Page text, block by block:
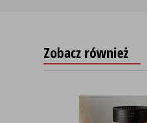
Zobacz również